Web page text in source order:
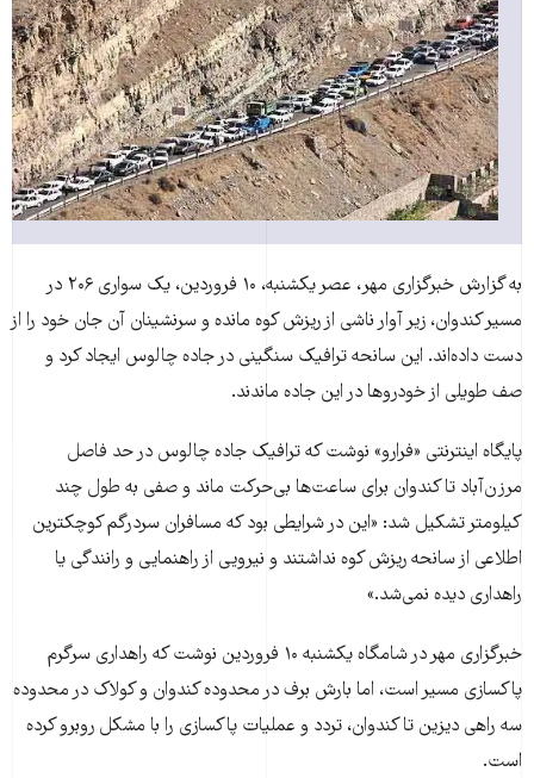
به گزارش خبرگزاری مهر، عصر یکشنبه، ۱۰ فروردین، یک سواری ۲۰۶ در
مسیر کندوان، زیر آوار ناشی از ریزش کوه مانده و سرنشینان آن جان خود را از
دست داده‌اند. این سانحه ترافیک سنگینی در جاده چالوس ایجاد کرد و
صف طویلی از خودروها در این جاده ماندند.
پایگاه اینترنتی «فرارو» نوشت که ترافیک جاده چالوس در حد فاصل
مرزن‌آباد تا کندوان برای ساعت‌ها بی‌حرکت ماند و صفی به طول چند
کیلومتر تشکیل شد: «این در شرایطی بود که مسافران سردرگم کوچکترین
اطلاعی از سانحه ریزش کوه نداشتند و نیرویی از راهنمایی و رانندگی یا
راهداری دیده نمی‌شد.»
خبرگزاری مهر در شامگاه یکشنبه ۱۰ فروردین نوشت که راهداری سرگرم
پاکسازی مسیر است، اما بارش برف در محدوده کندوان و کولاک در محدوده
سه راهی دیزین تا کندوان، تردد و عملیات پاکسازی را با مشکل روبرو کرده
است.